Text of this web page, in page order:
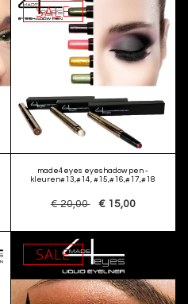
SALE
made4eyes eyeshadow pen -
kleuren#13,#14, #15,#16,#17,#18
€ 20,00 € 15,00
SALE